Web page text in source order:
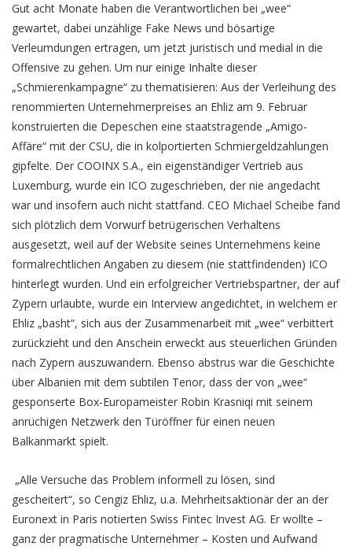
Gut acht Monate haben die Verantwortlichen bei „wee“
gewartet, dabei unzählige Fake News und bösartige
Verleumdungen ertragen, um jetzt juristisch und medial in die
Offensive zu gehen. Um nur einige Inhalte dieser
„Schmierenkampagne“ zu thematisieren: Aus der Verleihung des
renommierten Unternehmerpreises an Ehliz am 9. Februar
konstruierten die Depeschen eine staatstragende „Amigo-
Affäre“ mit der CSU, die in kolportierten Schmiergeldzahlungen
gipfelte. Der COOINX S.A., ein eigenständiger Vertrieb aus
Luxemburg, wurde ein ICO zugeschrieben, der nie angedacht
war und insofern auch nicht stattfand. CEO Michael Scheibe fand
sich plötzlich dem Vorwurf betrügerischen Verhaltens
ausgesetzt, weil auf der Website seines Unternehmens keine
formalrechtlichen Angaben zu diesem (nie stattfindenden) ICO
hinterlegt wurden. Und ein erfolgreicher Vertriebspartner, der auf
Zypern urlaubte, wurde ein Interview angedichtet, in welchem er
Ehliz „basht“, sich aus der Zusammenarbeit mit „wee“ verbittert
zurückzieht und den Anschein erweckt aus steuerlichen Gründen
nach Zypern auszuwandern. Ebenso abstrus war die Geschichte
über Albanien mit dem subtilen Tenor, dass der von „wee“
gesponserte Box-Europameister Robin Krasniqi mit seinem
anrüchigen Netzwerk den Türöffner für einen neuen
Balkanmarkt spielt.
„Alle Versuche das Problem informell zu lösen, sind
gescheitert“, so Cengiz Ehliz, u.a. Mehrheitsaktionär der an der
Euronext in Paris notierten Swiss Fintec Invest AG. Er wollte –
ganz der pragmatische Unternehmer – Kosten und Aufwand